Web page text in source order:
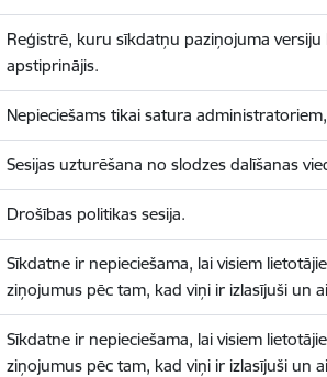
Reģistrē, kuru sīkdatņu paziņojuma versiju
apstiprinājis.
Nepieciešams tikai satura
Sesijas uzturēšana no slodzes dalīšanas
Drošības politikas sesija.
Sīkdatne ir nepieciešama, lai visiem
ziņojumus pēc tam, kad viņi ir izlasījuši un
Sīkdatne ir nepieciešama, lai visiem
ziņojumus pēc tam, kad viņi ir izlasījuši un